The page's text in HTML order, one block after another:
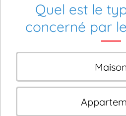
Quel est le
concerné par
Maison